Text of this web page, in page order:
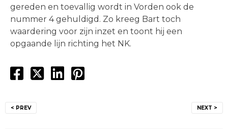
gereden en toevallig wordt in Vorden ook de
nummer 4 gehuldigd. Zo kreeg Bart toch
waardering voor zijn inzet en toont hij een
opgaande lijn richting het NK.
navigatie
< PREV NEXT >